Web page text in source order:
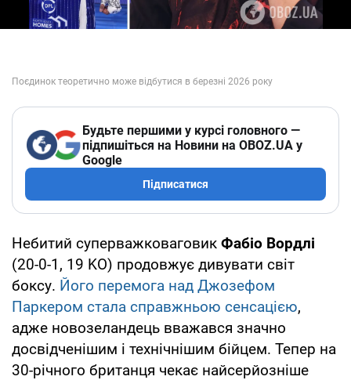
Будьте першими у курсі головного —
підпишіться на Новини на OBOZ.UA у
Google
Підписатися
Небитий суперважковаговик Фабіо Вордлі
(20-0-1, 19 KO) продовжує дивувати світ
боксу. Його перемога над Джозефом
Паркером стала справжньою сенсацією,
адже новозеландець вважався значно
досвідченішим і технічнішим бійцем. Тепер на
30-річного британця чекає найсерйозніше